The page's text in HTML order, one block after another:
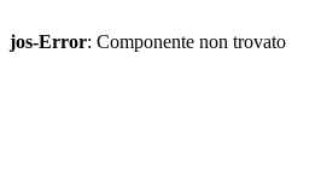
jos-Error: Componente non trovato